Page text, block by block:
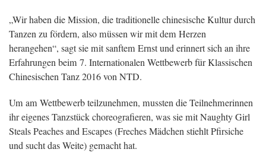
„Wir haben die Mission, die traditionelle chinesische Kultur durch
Tanzen zu fördern, also müssen wir mit dem Herzen
herangehen“, sagt sie mit sanftem Ernst und erinnert sich an ihre
Erfahrungen beim 7. Internationalen Wettbewerb für Klassischen
Chinesischen Tanz 2016 von NTD.
Um am Wettbewerb teilzunehmen, mussten die Teilnehmerinnen
ihr eigenes Tanzstück choreografieren, was sie mit Naughty Girl
Steals Peaches and Escapes (Freches Mädchen stiehlt Pfirsiche
und sucht das Weite) gemacht hat.